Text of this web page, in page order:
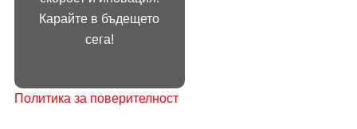
Карайте в бъдещето
сега!
Политика за поверителност